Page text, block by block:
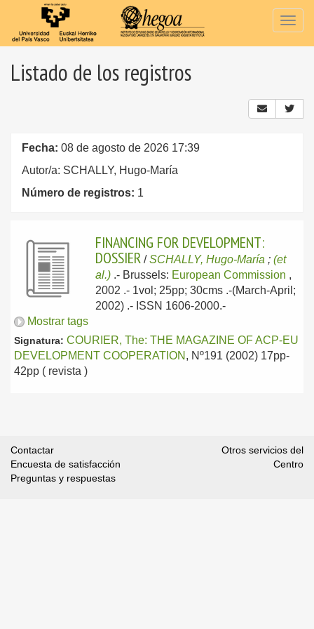
Listado de los registros
Fecha: 08 de agosto de 2026 17:39
Autor/a: SCHALLY, Hugo-María
Número de registros: 1
FINANCING FOR DEVELOPMENT:
DOSSIER /SCHALLY, Hugo-María ; (et
al.) .- Brussels: European Commission ,
2002 .- 1vol; 25pp; 30cms .-(March-April;
2002) .- ISSN 1606-2000.-
Mostrar tags
Signatura: COURIER, The: THE MAGAZINE OF ACP-EU
DEVELOPMENT COOPERATION , Nº191 (2002) 17pp-
42pp ( revista )
Contactar
Encuesta de satisfacción
Preguntas y respuestas
Otros servicios del
Centro